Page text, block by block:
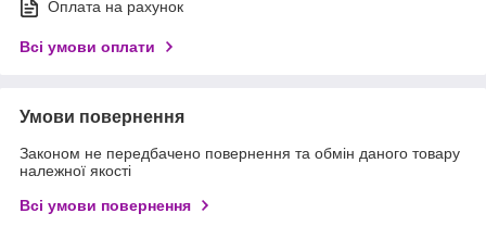
Оплата на рахунок
Всі умови оплати
Умови повернення
Законом не передбачено повернення та обмін даного товару
належної якості
Всі умови повернення